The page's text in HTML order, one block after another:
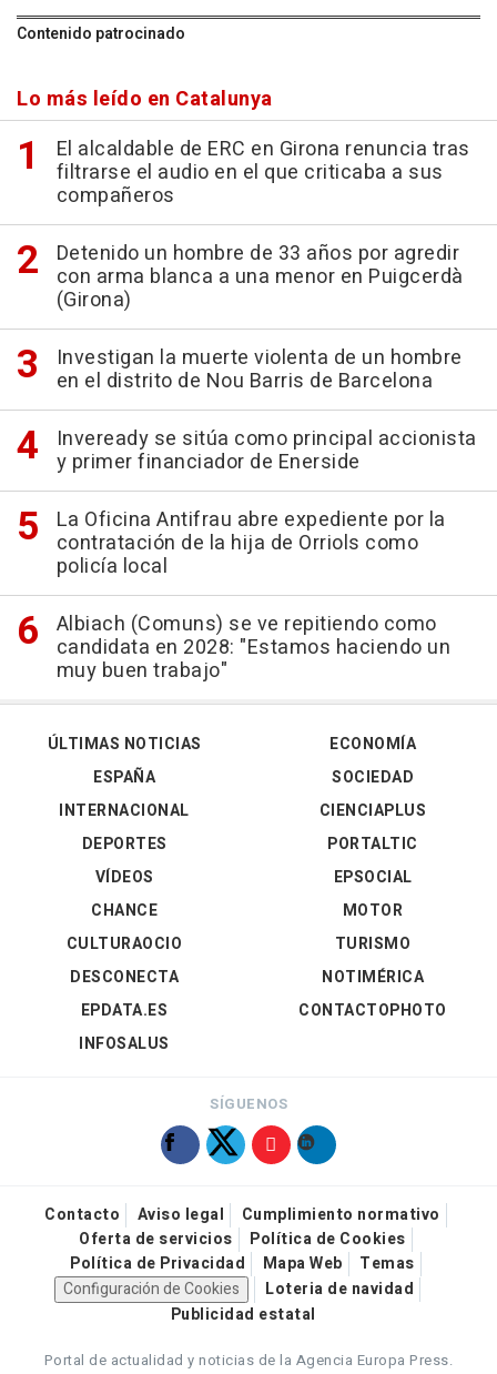
Contenido patrocinado
Lo más leído en Catalunya
El alcaldable de ERC en Girona renuncia tras
filtrarse el audio en el que criticaba a sus
compañeros
Detenido un hombre de 33 años por agredir
con arma blanca a una menor en Puigcerdà
(Girona)
Investigan la muerte violenta de un hombre
en el distrito de Nou Barris de Barcelona
Inveready se sitúa como principal accionista
y primer financiador de Enerside
La Oficina Antifrau abre expediente por la
contratación de la hija de Orriols como
policía local
Albiach (Comuns) se ve repitiendo como
candidata en 2028: "Estamos haciendo un
muy buen trabajo"
ÚLTIMAS NOTICIAS
ESPAÑA
INTERNACIONAL
DEPORTES
VÍDEOS
ECONOMÍA
SOCIEDAD
CIENCIAPLUS
PORTALTIC
EPSOCIAL
CHANCE
CULTURAOCIO
DESCONECTA
EPDATA.ES
INFOSALUS
MOTOR
TURISMO
NOTIMÉRICA
CONTACTOPHOTO
SÍGUENOS
Contacto Aviso legal
Cumplimiento normativo
Oferta de servicios
Política de Cookies
Política de Privacidad
Mapa Web
Temas
Configuración de Cookies
Loteria de navidad
Publicidad estatal
Portal de actualidad y noticias de la Agencia Europa Press.